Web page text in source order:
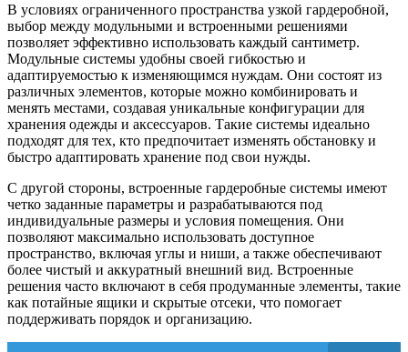
В условиях ограниченного пространства узкой гардеробной,
выбор между модульными и встроенными решениями
позволяет эффективно использовать каждый сантиметр.
Модульные системы удобны своей гибкостью и
адаптируемостью к изменяющимся нуждам. Они состоят из
различных элементов, которые можно комбинировать и
менять местами, создавая уникальные конфигурации для
хранения одежды и аксессуаров. Такие системы идеально
подходят для тех, кто предпочитает изменять обстановку и
быстро адаптировать хранение под свои нужды.
С другой стороны, встроенные гардеробные системы имеют
четко заданные параметры и разрабатываются под
индивидуальные размеры и условия помещения. Они
позволяют максимально использовать доступное
пространство, включая углы и ниши, а также обеспечивают
более чистый и аккуратный внешний вид. Встроенные
решения часто включают в себя продуманные элементы, такие
как потайные ящики и скрытые отсеки, что помогает
поддерживать порядок и организацию.